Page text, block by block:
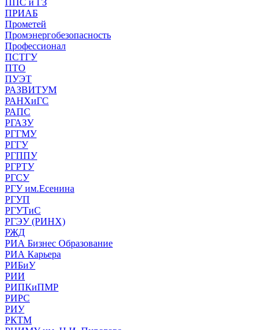
ПРИАБ
Прометей
Промэнергобезопасность
Профессионал
ПСТГУ
ПТО
ПУЭТ
РАЗВИТУМ
РАНХиГС
РАПС
РГАЗУ
РГГМУ
РГГУ
РГППУ
РГРТУ
РГСУ
РГУ им.Есенина
РГУП
РГУТиС
РГЭУ (РИНХ)
РЖД
РИА Бизнес Образование
РИА Карьера
РИБиУ
РИИ
РИПКиПМР
РИРС
РИУ
РКТМ